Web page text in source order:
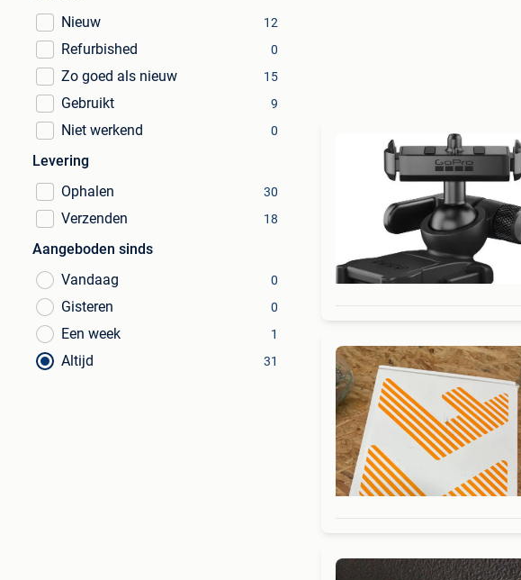
Nieuw
12
Refurbished 0
Zo goed als nieuw 15
Gebruikt 9
Niet werkend 0
Levering
Ophalen
30
Verzenden 18
Aangeboden sinds
Vandaag
0
Gisteren 0
Een week 1
Altijd 31